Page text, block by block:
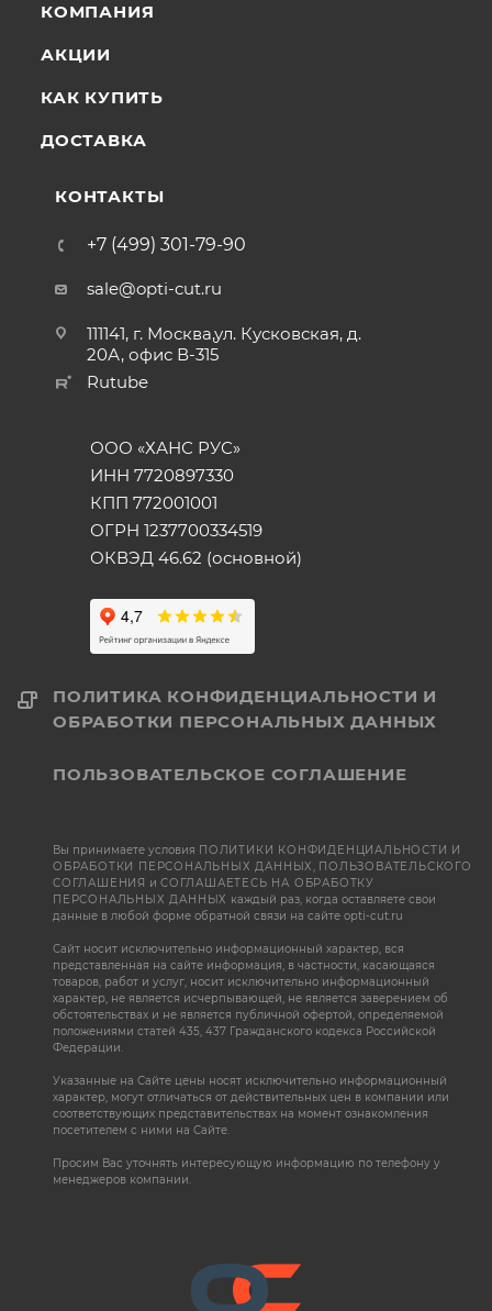
КОМПАНИЯ
АКЦИИ
КАК КУПИТЬ
ДОСТАВКА
КОНТАКТЫ
+7 (499) 301-79-90
sale@opti-cut.ru
111141, г. Москва,ул. Кусковская, д.
20А, офис В-315
Rutube
ООО «ХАНС РУС»
ИНН 7720897330
КПП 772001001
ОГРН 1237700334519
ОКВЭД 46.62 (основной)
ПОЛИТИКА КОНФИДЕНЦИАЛЬНОСТИ И
ОБРАБОТКИ ПЕРСОНАЛЬНЫХ ДАННЫХ
ПОЛЬЗОВАТЕЛЬСКОЕ СОГЛАШЕНИЕ
Вы принимаете условия ПОЛИТИКИ КОНФИДЕНЦИАЛЬНОСТИ И
ОБРАБОТКИ ПЕРСОНАЛЬНЫХ ДАННЫХ, ПОЛЬЗОВАТЕЛЬСКОГО
СОГЛАШЕНИЯ иСОГЛАШАЕТЕСЬ НА ОБРАБОТКУ
ПЕРСОНАЛЬНЫХ ДАННЫХ каждый раз, когда оставляете свои
данные в любой форме обратной связи на сайте opti-cut.ru
Сайт носит исключительно информационный характер, вся
представленная на сайте информация, в частности, касающаяся
товаров, работ и услуг, носит исключительно информационный
характер, не является исчерпывающей, не является заверением об
обстоятельствах и не является публичной офертой, определяемой
положениями статей 435, 437 Гражданского кодекса Российской
Федерации.
Указанные на Сайте цены носят исключительно информационный
характер, могут отличаться от действительных цен в компании или
соответствующих представительствах на момент ознакомления
посетителем с ними на Сайте.
Просим Вас уточнять интересующую информацию по телефону у
менеджеров компании.